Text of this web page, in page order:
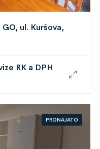
ul. Kuršova,
RK a DPH
PRONAJATO